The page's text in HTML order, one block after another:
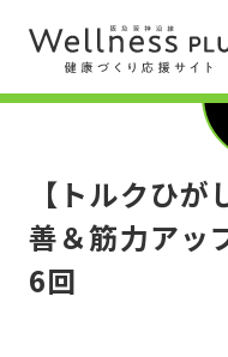
【トルクひ
善＆筋力アッ
6回
ウ